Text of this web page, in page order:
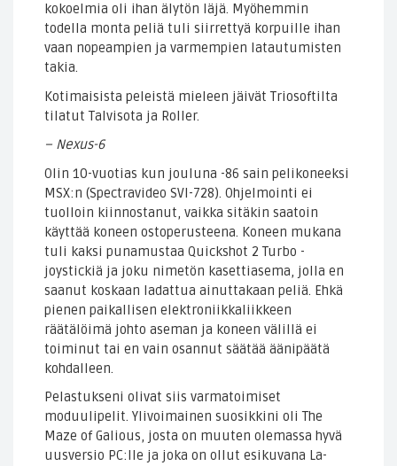
kokoelmia oli ihan älytön läjä. Myöhemmin
todella monta peliä tuli siirrettyä korpuille ihan
vaan nopeampien ja varmempien latautumisten
takia.
Kotimaisista peleistä mieleen jäivät Triosoftilta
tilatut Talvisota ja Roller.
– Nexus-6
Olin 10-vuotias kun jouluna -86 sain pelikoneeksi
MSX:n (Spectravideo SVI-728). Ohjelmointi ei
tuolloin kiinnostanut, vaikka sitäkin saatoin
käyttää koneen ostoperusteena. Koneen mukana
tuli kaksi punamustaa Quickshot 2 Turbo -
joystickiä ja joku nimetön kasettiasema, jolla en
saanut koskaan ladattua ainuttakaan peliä. Ehkä
pienen paikallisen elektroniikkaliikkeen
räätälöimä johto aseman ja koneen välillä ei
toiminut tai en vain osannut säätää äänipäätä
kohdalleen.
Pelastukseni olivat siis varmatoimiset
moduulipelit. Ylivoimainen suosikkini oli The
Maze of Galious, josta on muuten olemassa hyvä
uusversio PC:lle ja joka on ollut esikuvana La-